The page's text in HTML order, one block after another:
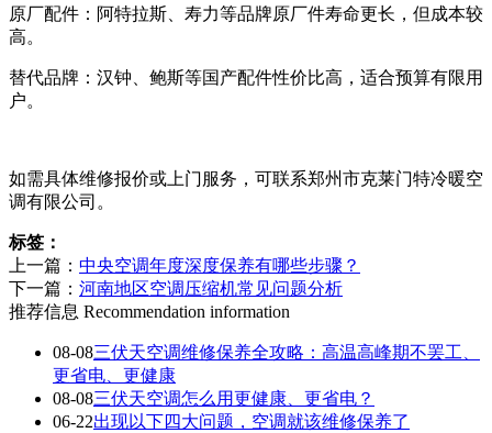
原厂配件‌：阿特拉斯、寿力等品牌原厂件寿命更长，但成本较
高。
替代品牌‌：汉钟、鲍斯等国产配件性价比高，适合预算有限用
户。
如需具体维修报价或上门服务，可联系郑州市克莱门特冷暖空
调有限公司。
标签：
上一篇： 中央空调年度深度保养有哪些步骤？
下一篇： 河南地区空调压缩机常见问题分析
推荐信息 Recommendation information
08-08三伏天空调维修保养全攻略：高温高峰期不罢工、
更省电、更健康
08-08三伏天空调怎么用更健康、更省电？
06-22出现以下四大问题，空调就该维修保养了